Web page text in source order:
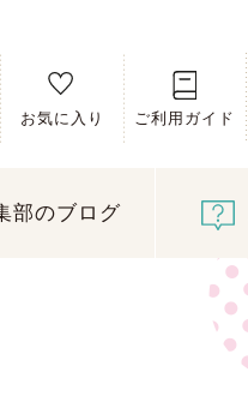
お気に入り ご利用ガイド
部のブログ